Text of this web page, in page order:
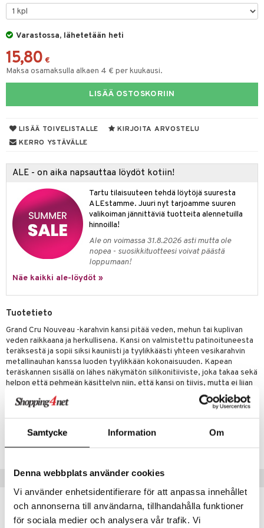
Samtycke Information Om
Denna webbplats använder cookies
Vi använder enhetsidentifierare för att anpassa innehållet
och annonserna till användarna, tillhandahålla funktioner
för sociala medier och analysera vår trafik. Vi
Varastossa, lähetetään heti
15,80 €
Maksa osamaksulla alkaen 4 € per kuukausi.
LISÄÄ OSTOSKORIIN
LISÄÄ TOIVELISTALLE
KIRJOITA ARVOSTELU
KERRO YSTÄVÄLLE
ALE - on aika napsauttaa löydöt kotiin!
Tartu tilaisuuteen tehdä löytöjä suuresta
ALEstamme. Juuri nyt tarjoamme suuren
valikoiman jännittäviä tuotteita alennetuilla
hinnoilla!
Ale on voimassa 31.8.2026 asti mutta ole
nopea - suosikkituotteesi voivat päästä
loppumaan!
Näe kaikki ale-löydöt »
Tuotetieto
Grand Cru Nouveau -karahvin kansi pitää veden, mehun tai kuplivan
veden raikkaana ja herkullisena. Kansi on valmistettu patinoituneesta
teräksestä ja sopii siksi kauniisti ja tyylikkäästi yhteen vesikarahvin
metallinauhan kanssa luoden tyylikkään kokonaisuuden. Kapean
teräskannen sisällä on lähes näkymätön silikonitiiviste, joka takaa sekä
helpon että pehmeän käsittelyn niin, että kansi on tiivis, mutta ei liian
tiukka. Yksinkertaisesti toimiva ja tyylikäs.
Tuotenumero
Vinkkejä sinulle
-10%
& Vihannesveitset
sisustus
tarvikkeita
tekstiilit
koristelu
säilytys
tekstiilit
Saalit
& Tyynyliinat
& Peitot
& Koukut
& Korit
& Veistokset
& Lyhdyt
& Korit
tekstiilit
tekstiilit
tekstiilit
& Tyynyliinat
& Peitot
hyönteissuoja
& Lyhdyt
& vastauksia